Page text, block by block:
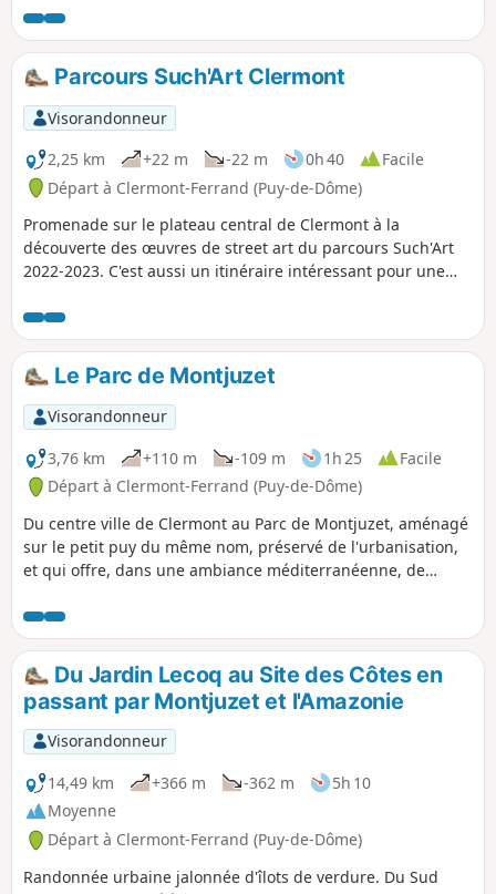
Parcours Such'Art Clermont
Visorandonneur
2,25 km
+22 m -22 m 0h 40
Facile
Départ à Clermont-Ferrand (Puy-de-Dôme)
Promenade sur le plateau central de Clermont à la
découverte des œuvres de street art du parcours Such'Art
2022-2023. C'est aussi un itinéraire intéressant pour une
Le Parc de Montjuzet
Visorandonneur
3,76 km
+110 m -109 m 1h 25
Facile
Départ à Clermont-Ferrand (Puy-de-Dôme)
Du centre ville de Clermont au Parc de Montjuzet, aménagé
sur le petit puy du même nom, préservé de l'urbanisation,
et qui offre, dans une ambiance méditerranéenne, de
alentours.
Du Jardin Lecoq au Site des Côtes en
passant par Montjuzet et l'Amazonie
Visorandonneur
14,49 km
+366 m -362 m
5h 10
Moyenne
Départ à Clermont-Ferrand (Puy-de-Dôme)
Randonnée urbaine jalonnée d'îlots de verdure. Du Sud